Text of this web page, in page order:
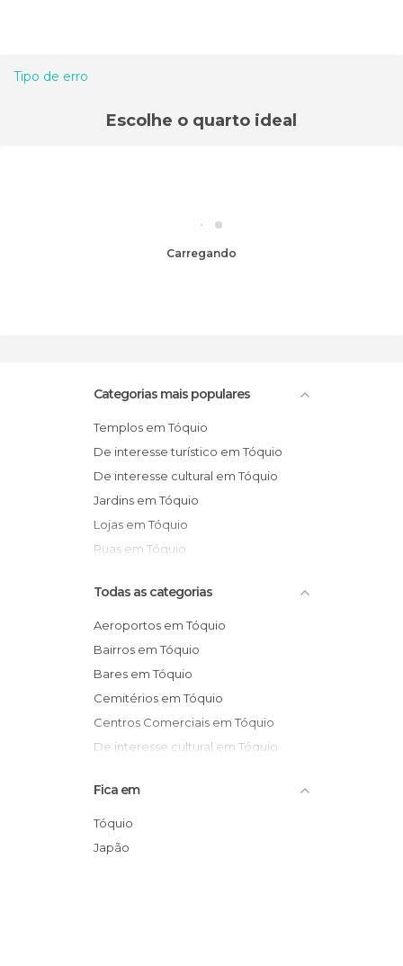
Tipo de erro
Escolhe o quarto ideal
Carregando
Categorias mais populares
Templos em Tóquio
De interesse turístico em Tóquio
De interesse cultural em Tóquio
Jardins em Tóquio
Lojas em Tóquio
Ruas em Tóquio
Todas as categorias
Aeroportos em Tóquio
Bairros em Tóquio
Bares em Tóquio
Cemitérios em Tóquio
Centros Comerciais em Tóquio
De interesse cultural em Tóquio
Estações de Autocarros em Tóquio
Estações de Comboio em Tóquio
Estátuas em Tóquio
Fica em
Tóquio
Japão